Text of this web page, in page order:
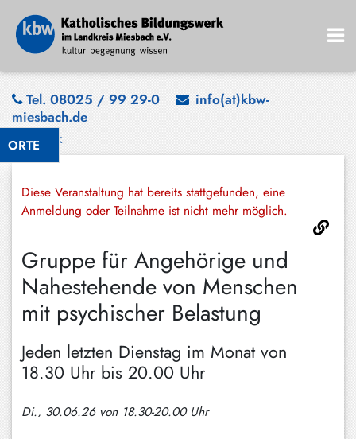
ORTE
Tel. 08025 / 99 29-0
info(at)kbw-
miesbach.de
Zurück
Diese Veranstaltung hat bereits stattgefunden, eine
Anmeldung oder Teilnahme ist nicht mehr möglich.
Gruppe für Angehörige und
Nahestehende von Menschen
mit psychischer Belastung
Jeden letzten Dienstag im Monat von
18.30 Uhr bis 20.00 Uhr
Di., 30.06.26 von 18.30-20.00 Uhr
Bad
Wiessee
Bayrischzell
Elbach
Großhartpenning
Hausham
Hundham